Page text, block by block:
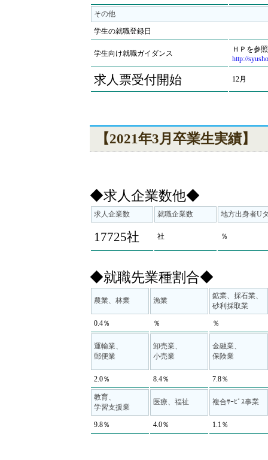
その他
学生の就職登録日
学生向け就職ガイダンス
ＨＰを参
http://
求人票受付開始 12月
【2021年3月卒業生実績】
◆求人企業数他◆
求人企業数 就職企業数 地方出身者U
17725社 社 ％
◆就職先業種割合◆
農業、林業 漁業
鉱業、採石業、
砂利採取業
0.4％ ％ ％
運輸業、
郵便業
卸売業、
小売業
金融業、
保険業
2.0％ 8.4％ 7.8％
教育、
学習支援業
医療、福祉 複合ｻｰﾋﾞｽ事業
9.8％ 4.0％ 1.1％